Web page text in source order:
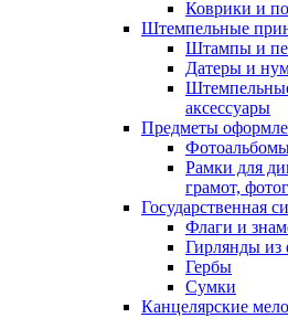
Коврики и
Штемпельные
Штампы и
Датеры и
аксессуары
Предметы
Рамки для
грамот,
Государственная
Флаги и
Гирлянды из
Гербы
Сумки
Канцелярские